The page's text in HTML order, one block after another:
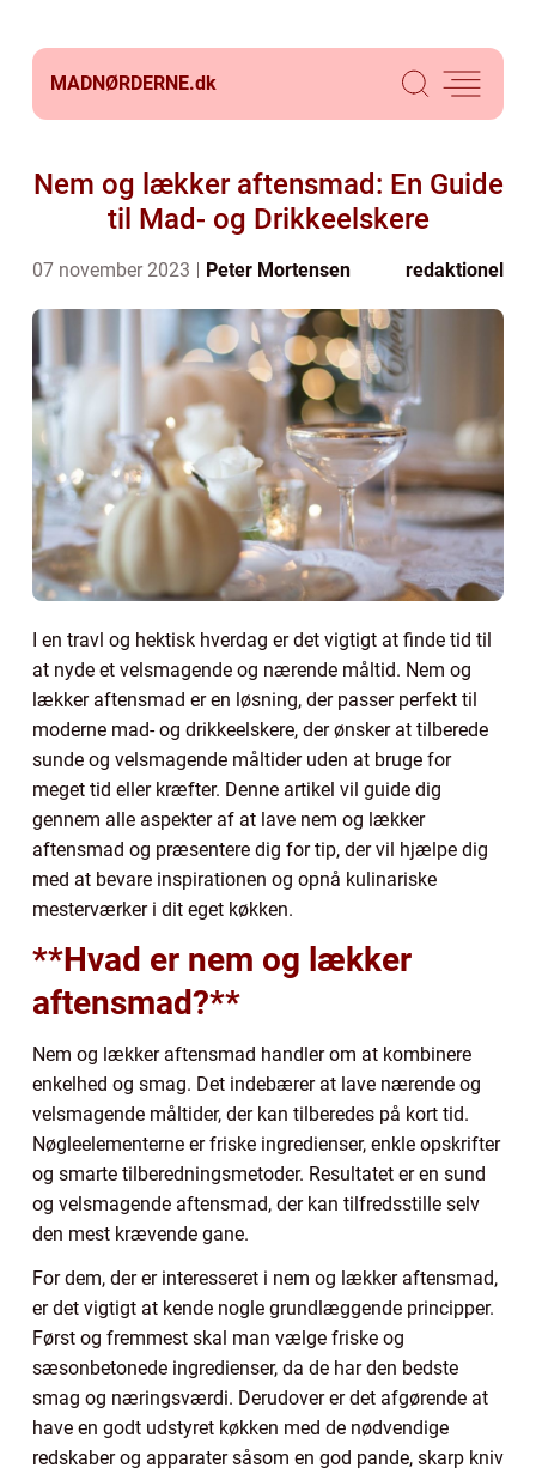
MADNØRDERNE.dk
Nem og lækker aftensmad: En Guide
til Mad- og Drikkeelskere
07 november 2023 Peter Mortensen redaktionel
I en travl og hektisk hverdag er det vigtigt at finde tid til
at nyde et velsmagende og nærende måltid. Nem og
lækker aftensmad er en løsning, der passer perfekt til
moderne mad- og drikkeelskere, der ønsker at tilberede
sunde og velsmagende måltider uden at bruge for
meget tid eller kræfter. Denne artikel vil guide dig
gennem alle aspekter af at lave nem og lækker
aftensmad og præsentere dig for tip, der vil hjælpe dig
med at bevare inspirationen og opnå kulinariske
mesterværker i dit eget køkken.
**Hvad er nem og lækker
aftensmad?**
Nem og lækker aftensmad handler om at kombinere
enkelhed og smag. Det indebærer at lave nærende og
velsmagende måltider, der kan tilberedes på kort tid.
Nøgleelementerne er friske ingredienser, enkle opskrifter
og smarte tilberedningsmetoder. Resultatet er en sund
og velsmagende aftensmad, der kan tilfredsstille selv
den mest krævende gane.
For dem, der er interesseret i nem og lækker aftensmad,
er det vigtigt at kende nogle grundlæggende principper.
Først og fremmest skal man vælge friske og
sæsonbetonede ingredienser, da de har den bedste
smag og næringsværdi. Derudover er det afgørende at
have en godt udstyret køkken med de nødvendige
redskaber og apparater såsom en god pande, skarp kniv